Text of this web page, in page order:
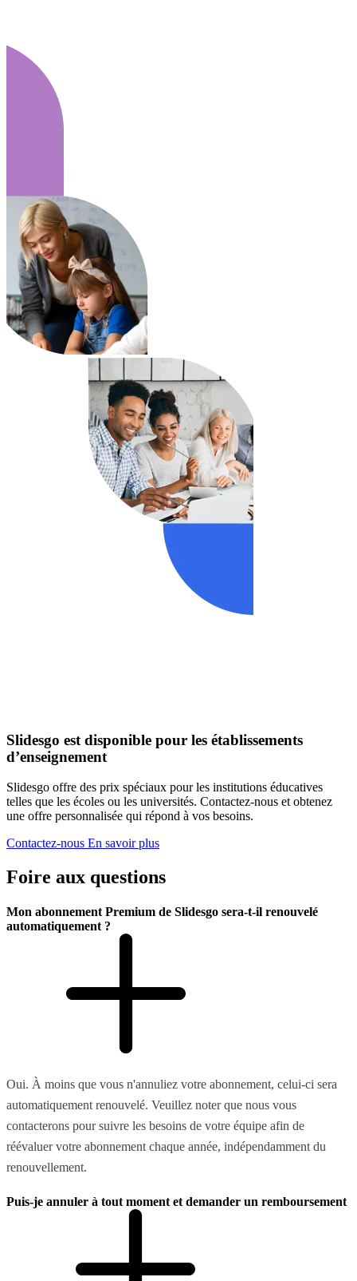
Slidesgo est disponible pour les établissements
d’enseignement
Slidesgo offre des prix spéciaux pour les institutions éducatives
telles que les écoles ou les universités. Contactez-nous et obtenez
une offre personnalisée qui répond à vos besoins.
Contactez-nous En savoir plus
Foire aux questions
Mon abonnement Premium de Slidesgo sera-t-il renouvelé
automatiquement ?
Oui. À moins que vous n'annuliez votre abonnement, celui-ci sera
automatiquement renouvelé. Veuillez noter que nous vous
contacterons pour suivre les besoins de votre équipe afin de
réévaluer votre abonnement chaque année, indépendamment du
renouvellement.
Puis-je annuler à tout moment et demander un remboursement